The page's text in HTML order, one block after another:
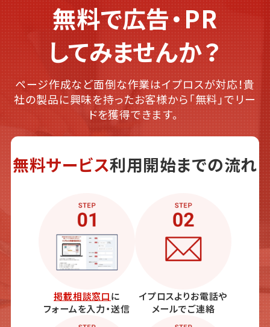
無料で広告・PR
してみませんか？
ページ作成など面倒な作業はイプロスが対応！貴
社の製品に興味を持ったお客様から「無料」でリー
ドを獲得できます。
無料サービス利用開始までの流れ
掲載相談窓口に
フォームを入力・送信
イプロスよりお電話や
メールでご連絡